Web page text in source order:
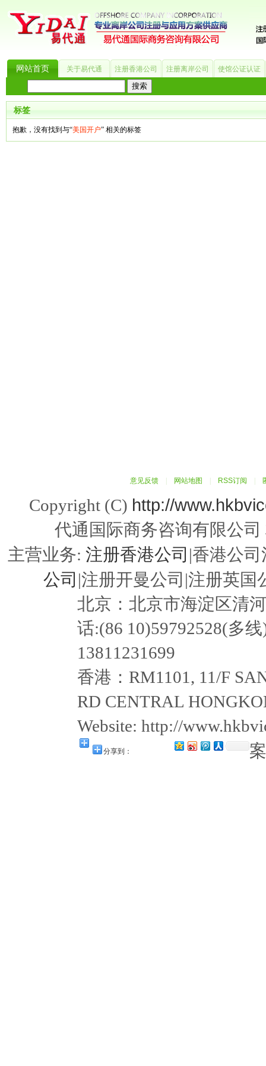
网站首页 关于易代通 注册香港公司 注册离岸公司 使馆公证认证
热门搜索：_? 美国公司 BVI公司 英国公司 银行开户 香港公司 商标注册
标签
抱歉，没有找到与“美国开户” 相关的标签
意见反馈 网站地图 RSS订阅
Copyright (C) http://
代通国际商务咨询有限公
主营业务: 注册香港公司 |香港公
公司 |注册开曼公司|注册英
北京：北京市海淀区清
话:(86 10)59792528(多
13811231699
香港：RM1101, 11/F
RD CENTRAL
Website: http://
分享到：